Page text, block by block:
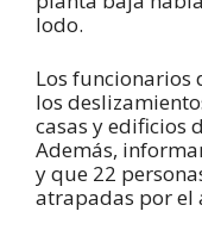
lodo.
Los funcionarios
los
casas y edificios
Además,
y que 22
atrapadas por el